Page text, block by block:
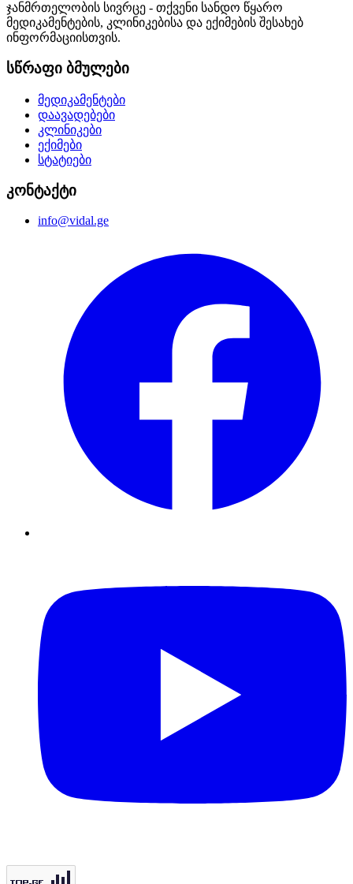
ჯანმრთელობის სივრცე - თქვენი სანდო წყარო
მედიკამენტების, კლინიკებისა და ექიმების შესახებ
ინფორმაციისთვის.
სწრაფი ბმულები
მედიკამენტები
დაავადებები
კლინიკები
ექიმები
სტატიები
კონტაქტი
info@vidal.ge